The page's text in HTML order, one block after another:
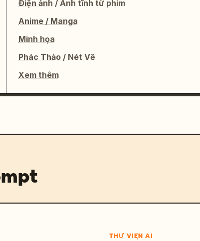
Điện ảnh / Ảnh tĩnh từ phim
Anime / Manga
Minh họa
Phác Thảo / Nét Vẽ
Xem thêm
THƯ VIỆN AI